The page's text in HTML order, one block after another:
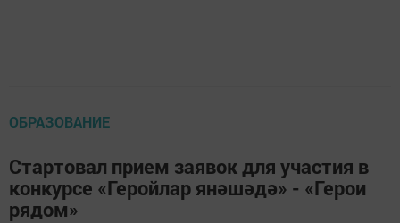
ОБРАЗОВАНИЕ
Стартовал прием заявок для участия в
конкурсе «Геройлар янәшәдә» - «Герои
рядом»